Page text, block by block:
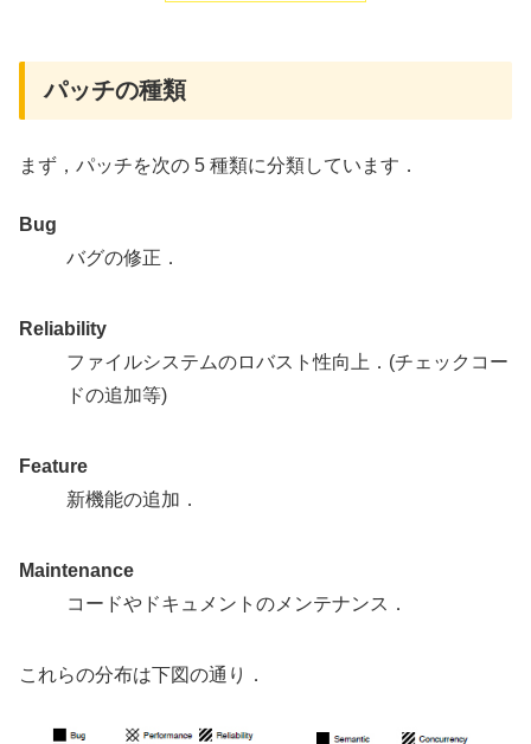
パッチの種類
まず，パッチを次の 5 種類に分類しています．
Bug
バグの修正．
Reliability
ファイルシステムのロバスト性向上．(チェックコー
ドの追加等)
Feature
新機能の追加．
Maintenance
コードやドキュメントのメンテナンス．
これらの分布は下図の通り．